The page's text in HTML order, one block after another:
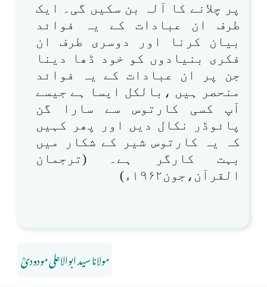
پر چلانے کا آلہ بن سکیں گی۔ ایک
طرف ان عبادات کے یہ فوائد
بیان کرنا اور دوسری طرف ان
فکری بنیادوں کو خود ڈھا دینا
جن پر ان عبادات کے یہ فوائد
منحصر ہیں ،بالکل ایسا ہے جیسے
آپ کسی کارتوس سے سارا گن
پائوڈر نکال دیں اور پھر کہیں
کہ یہ کارتوس شیر کے شکار میں
بہت کارگر ہے۔ (ترجمان
القرآن،جون۱۹۶۲ء)
مولانا سید ابوالاعلی مودودیؒ